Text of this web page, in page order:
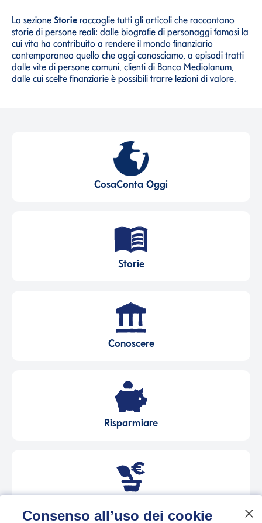
La sezione Storie raccoglie tutti gli articoli che raccontano
storie di persone reali: dalle biografie di personaggi famosi la
cui vita ha contribuito a rendere il mondo finanziario
contemporaneo quello che oggi conosciamo, a episodi tratti
dalle vite di persone comuni, clienti di Banca Mediolanum,
dalle cui scelte finanziarie è possibili trarre lezioni di valore.
CosaConta Oggi
Storie
Conoscere
Risparmiare
Consenso all’uso dei cookie